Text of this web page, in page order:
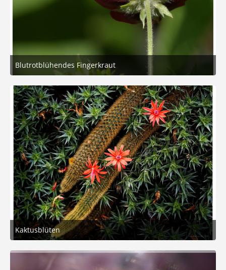
Blutrotblühendes Fingerkraut
29. Juli 2026 um 19:27
6
Kaktusblüten
25. Juli 2026 um 16:15
5